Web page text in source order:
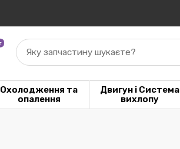
Яку запчастину шукаєте?
Охолодження та
опалення
Двигун і Система
вихлопу